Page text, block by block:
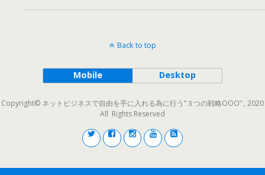
Back to top
Mobile Desktop
Copyright© ネットビジネスで自由を手に入れる為に行う”３つの戦略OOO” , 2020
All Rights Reserved